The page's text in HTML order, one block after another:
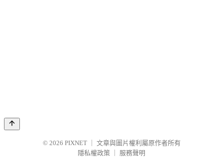
© 2026 PIXNET
文章與圖片權利屬原作者所有
隱私權政策
服務聲明